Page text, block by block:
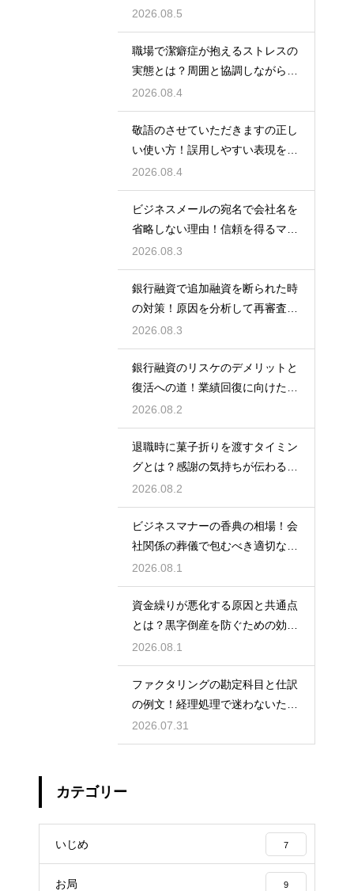
もらう術
2026.08.5
職場で潔癖症が抱えるストレスの
実態とは？周囲と協調しながら快
適に働く術
2026.08.4
敬語のさせていただきますの正し
い使い方！誤用しやすい表現を理
解する術
2026.08.4
ビジネスメールの宛名で会社名を
省略しない理由！信頼を得るマナ
ー
2026.08.3
銀行融資で追加融資を断られた時
の対策！原因を分析して再審査を
狙う
2026.08.3
銀行融資のリスケのデメリットと
復活への道！業績回復に向けた事
業計画
2026.08.2
退職時に菓子折りを渡すタイミン
グとは？感謝の気持ちが伝わる正
しいマナー
2026.08.2
ビジネスマナーの香典の相場！会
社関係の葬儀で包むべき適切な金
額の目安
2026.08.1
資金繰りが悪化する原因と共通点
とは？黒字倒産を防ぐための効果
的な対策
2026.08.1
ファクタリングの勘定科目と仕訳
の例文！経理処理で迷わないため
の知識
2026.07.31
カテゴリー
いじめ 7
お局 9